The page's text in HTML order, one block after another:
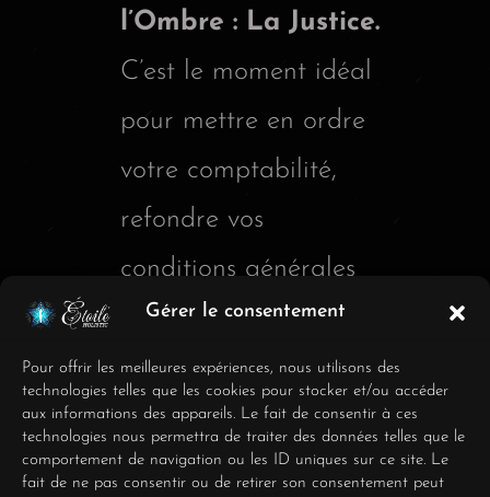
Gérer le consentement
Pour offrir les meilleures expériences, nous utilisons des
technologies telles que les cookies pour stocker et/ou accéder
aux informations des appareils. Le fait de consentir à ces
technologies nous permettra de traiter des données telles que le
comportement de navigation ou les ID uniques sur ce site. Le
fait de ne pas consentir ou de retirer son consentement peut
l’Ombre : La Justice.
C’est le moment idéal
pour mettre en ordre
votre comptabilité,
refondre vos
conditions générales
de vente (CGV),
revoir vos grilles
tarifaires pour qu’elles
soient plus équitables